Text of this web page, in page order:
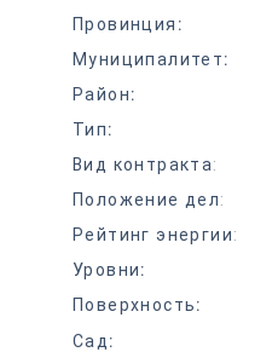
Провинция :
Муниципалитет:
Район:
Тип:
Вид контракта:
Положение дел:
Рейтинг энергии:
Уровни:
Поверхность:
Сад: